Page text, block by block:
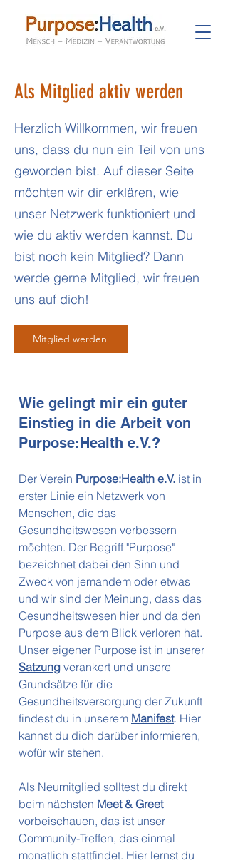
Als Mitglied aktiv werden
Herzlich Willkommen, wir freuen
uns, dass du nun ein Teil von uns
geworden bist. Auf dieser Seite
möchten wir dir erklären, wie
unser Netzwerk funktioniert und
wie du aktiv werden kannst. Du
bist noch kein Mitglied? Dann
werde gerne Mitglied, wir freuen
uns auf dich!
Mitglied werden
Wie gelingt mir ein guter
Einstieg in die Arbeit von
Purpose:Health e.V.?
Der Verein Purpose:Health e.V. ist in
erster Linie ein Netzwerk von
Menschen, die das
Gesundheitswesen verbessern
möchten. Der Begriff "Purpose"
bezeichnet dabei den Sinn und
Zweck von jemandem oder etwas
und wir sind der Meinung, dass das
Gesundheitswesen hier und da den
Purpose aus dem Blick verloren hat.
Unser eigener Purpose ist in unserer
Satzung verankert und unsere
Grundsätze für die
Gesundheitsversorgung der Zukunft
findest du in unserem Manifest. Hier
kannst du dich darüber informieren,
wofür wir stehen.
Als Neumitglied solltest du direkt
beim nächsten Meet & Greet
vorbeischauen, das ist unser
Community-Treffen, das einmal
monatlich stattfindet. Hier lernst du